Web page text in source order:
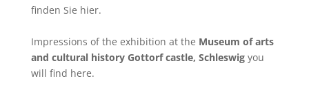
finden Sie hier.
Impressions of the exhibition at the Museum of arts
and cultural history Gottorf castle, Schleswigyou
will find here.